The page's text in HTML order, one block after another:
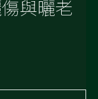
與曬老